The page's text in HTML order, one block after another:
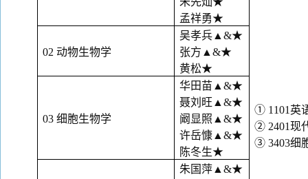
孟祥勇★
① 1101英
② 2401现
③ 3403细
02 动物生物学
吴孝兵 ▲&★
张方 ▲&★
黄松★
03 细胞生物学
华田苗 ▲&★
聂刘旺 ▲&★
阚显照 ▲&★
许岳慷 ▲&★
陈冬生★
朱国萍 ▲&★